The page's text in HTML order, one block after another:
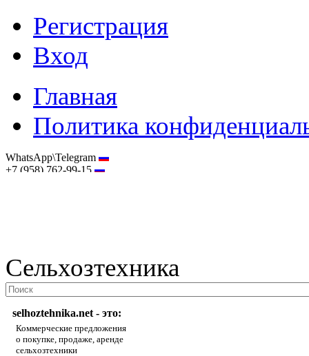
Регистрация
Вход
Главная
Политика
WhatsApp\Telegram
+7 (958) 762-99-15
Сельхозтехника
selhoztehnika.net - это:
Коммерческие предложения
о покупке, продаже, аренде
сельхозтехники